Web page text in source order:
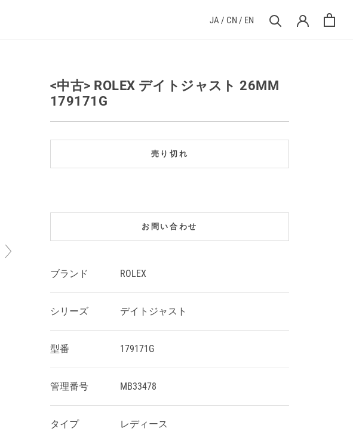
JA/ CN/ EN
<中古> ROLEX デイトジャスト 26MM
179171G
売り切れ
お問い合わせ
ブランド ROLEX
シリーズ デイトジャスト
型番 179171G
管理番号 MB33478
タイプ レディース